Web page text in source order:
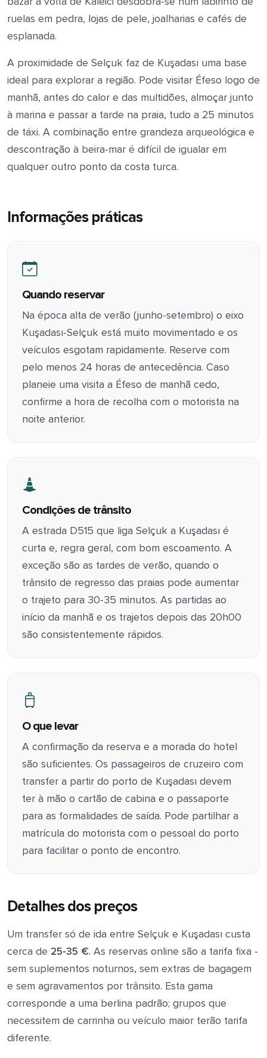
ruelas em pedra, lojas de pele, joalharias e cafés de
esplanada.
A proximidade de Selçuk faz de Kuşadası uma base
ideal para explorar a região. Pode visitar Éfeso logo de
manhã, antes do calor e das multidões, almoçar junto
à marina e passar a tarde na praia, tudo a 25 minutos
de táxi. A combinação entre grandeza arqueológica e
descontração à beira-mar é difícil de igualar em
qualquer outro ponto da costa turca.
Informações práticas
Quando reservar
Na época alta de verão (junho-setembro) o eixo
Kuşadası-Selçuk está muito movimentado e os
veículos esgotam rapidamente. Reserve com
pelo menos 24 horas de antecedência. Caso
planeie uma visita a Éfeso de manhã cedo,
confirme a hora de recolha com o motorista na
noite anterior.
Condições de trânsito
A estrada D515 que liga Selçuk a Kuşadası é
curta e, regra geral, com bom escoamento. A
exceção são as tardes de verão, quando o
trânsito de regresso das praias pode aumentar
o trajeto para 30-35 minutos. As partidas ao
início da manhã e os trajetos depois das 20h00
são consistentemente rápidos.
O que levar
A confirmação da reserva e a morada do hotel
são suficientes. Os passageiros de cruzeiro com
transfer a partir do porto de Kuşadası devem
ter à mão o cartão de cabina e o passaporte
para as formalidades de saída. Pode partilhar a
matrícula do motorista com o pessoal do porto
para facilitar o ponto de encontro.
Detalhes dos preços
Um transfer só de ida entre Selçuk e Kuşadası custa
cerca de 25-35 €. As reservas online são a tarifa fixa -
sem suplementos noturnos, sem extras de bagagem
e sem agravamentos por trânsito. Esta gama
corresponde a uma berlina padrão; grupos que
necessitem de carrinha ou veículo maior terão tarifa
diferente.